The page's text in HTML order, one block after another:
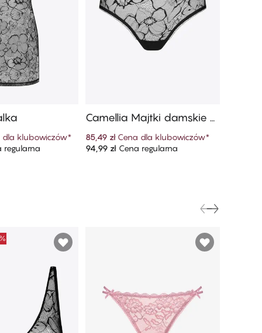
do koszyka
dla klubowiczów*
regularna Dodaj do koszyka
Camellia Majtki damskie Hi
85,49 zł Cena dla klubowiczów*
94,99 złCena regularna